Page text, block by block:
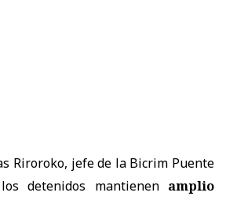
Riroroko, jefe de la Bicrim Puente
detenidos mantienen amplio